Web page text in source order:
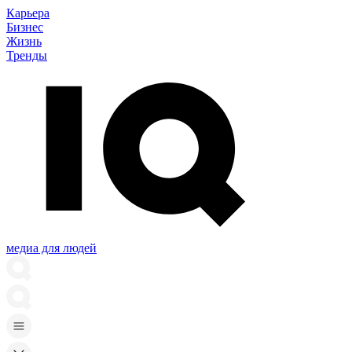
Карьера
Бизнес
Жизнь
Тренды
медиа для людей